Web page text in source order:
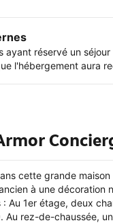
réservé un
l'hébergement aura
cette grande
à une décoration
Au 1er étage, deux
Au rez-de-chaussée,